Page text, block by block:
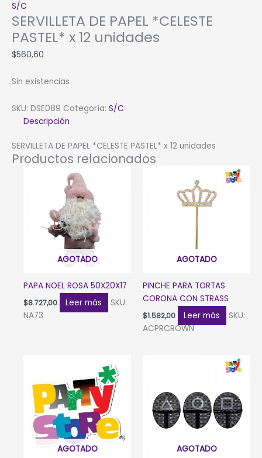
S/C
SERVILLETA DE PAPEL *CELESTE
PASTEL* x 12 unidades
$560,60
Sin existencias
SKU: DSE089 Categoría: S/C
Descripción
SERVILLETA DE PAPEL *CELESTE PASTEL* x 12 unidades
Productos relacionados
AGOTADO
PAPA NOEL ROSA 50X20X17
$8.727,00 Leer más
SKU:
NA73
AGOTADO
PINCHE PARA TORTAS
CORONA CON STRASS
$1.582,00 Leer más
SKU:
ACPRCROWN
AGOTADO AGOTADO